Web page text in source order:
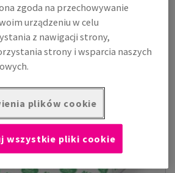
produkty(20)
zgoda na przechowywanie
urządzeniu w celu
z nawigacji strony,
strony i wsparcia naszych
plików cookie
wszystkie pliki cookie